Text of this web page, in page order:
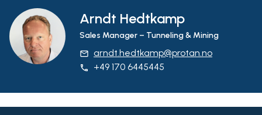
Arndt Hedtkamp
Sales Manager – Tunneling & Mining
email arndt.hedtkamp@protan.no
phone +49 170 6445445